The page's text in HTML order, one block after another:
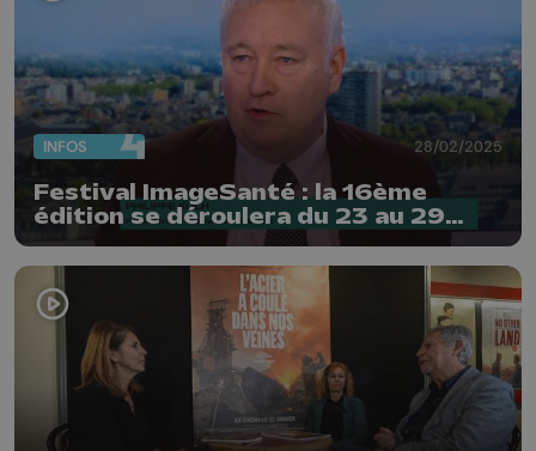
INFOS 28/02/2025
Festival ImageSanté : la 16ème
édition se déroulera du 23 au 29
mars